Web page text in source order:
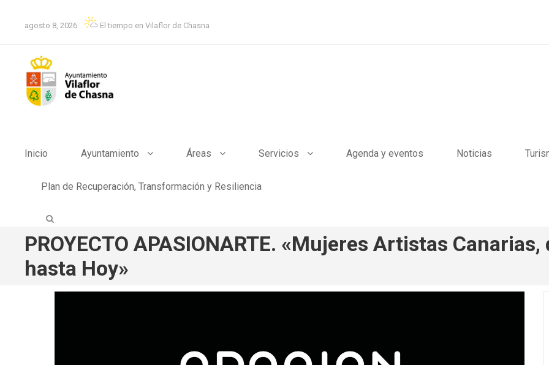
agosto 8, 2026 El tiempo en Vilaflor de Chasna
Inicio Ayuntamiento Áreas Servicios Agenda y eventos Noticias
Plan de Recuperación, Transformación y Resiliencia
PROYECTO APASIONARTE. «Mujeres Artistas
hasta Hoy»